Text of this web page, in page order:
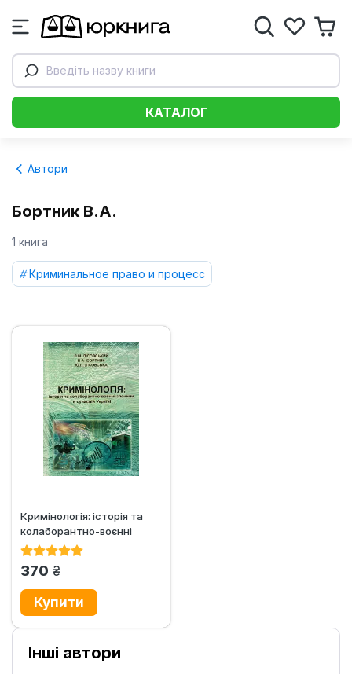
Введіть назву книги
КАТАЛОГ
Автори
Бортник В.А.
1 книга
Криминальное право и процесс
Кримінологія: історія та
колаборантно-воєнні
злочини в сучасній Україні
370 грн.
Інші автори